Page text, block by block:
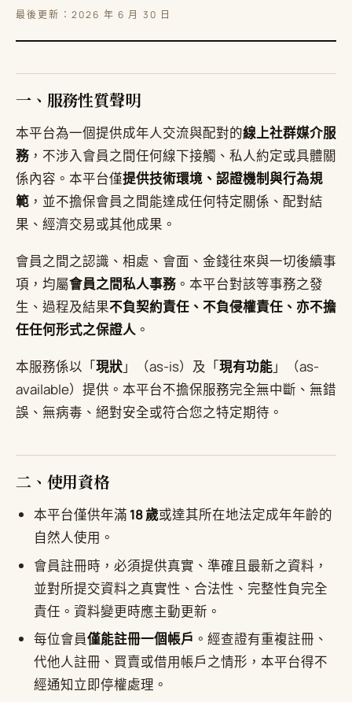
最後更新：2026 年 6 月 30 日
一、服務性質聲明
本平台為一個提供成年人交流與配對的線上社群媒介服
務 ，不涉入會員之間任何線下接觸、私人約定或具體關
係內容。本平台僅提供技術環境、認證機制與行為規
範 ，並不擔保會員之間能達成任何特定關係、配對結
果、經濟交易或其他成果。
會員之間之認識、相處、會面、金錢往來與一切後續事
項，均屬會員之間私人事務 。本平台對該等事務之發
生、過程及結果不負契約責任、不負侵權責任、亦不擔
任任何形式之保證人 。
本服務係以「現狀」（as-is）及「現有功能」（as-
available）提供。本平台不擔保服務完全無中斷、無錯
誤、無病毒、絕對安全或符合您之特定期待。
二、使用資格
本平台僅供年滿 18 歲或達其所在地法定成年年齡的
自然人使用。
會員註冊時，必須提供真實、準確且最新之資料，
並對所提交資料之真實性、合法性、完整性負完全
責任。資料變更時應主動更新。
每位會員僅能註冊一個帳戶 。經查證有重複註冊、
代他人註冊、買賣或借用帳戶之情形，本平台得不
經通知立即停權處理。